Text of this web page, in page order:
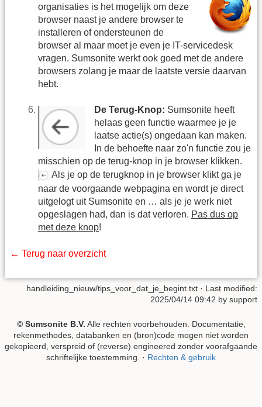
organisaties is het mogelijk om deze
browser naast je andere browser te
installeren of ondersteunen de
browser al maar moet je even je IT-servicedesk
vragen. Sumsonite werkt ook goed met de andere
browsers zolang je maar de laatste versie daarvan
hebt.
De Terug-Knop: Sumsonite heeft
helaas geen functie waarmee je je
laatse actie(s) ongedaan kan maken.
In de behoefte naar zo'n functie zou je
misschien op de terug-knop in je browser klikken.
Als je op de terugknop in je browser klikt ga je
naar de voorgaande webpagina en wordt je direct
uitgelogt uit Sumsonite en … als je je werk niet
opgeslagen had, dan is dat verloren. Pas dus op
met deze knop!
← Terug naar overzicht
handleiding_nieuw/tips_voor_dat_je_begint.txt · Last modified:
2025/04/14 09:42 by support
© Sumsonite B.V. Alle rechten voorbehouden. Documentatie,
rekenmethodes, databanken en (bron)code mogen niet worden
gekopieerd, verspreid of (reverse) engineered zonder voorafgaande
schriftelijke toestemming. · Rechten & gebruik